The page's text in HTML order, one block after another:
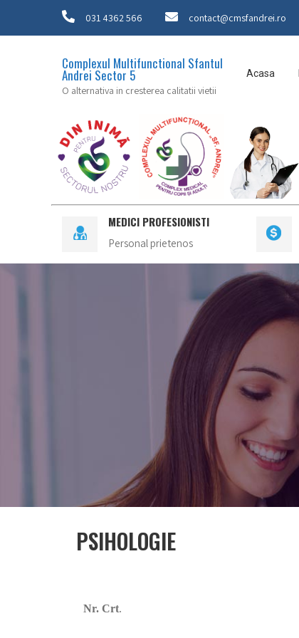
031 4362 566 contact@cmsfandrei.ro
Complexul Multifunctional Sfantul
Andrei Sector 5
O alternativa in cresterea calitatii vietii
Acasa
MEDICI PROFESIONISTI
Personal prietenos
PSIHOLOGIE
Nr. Crt.